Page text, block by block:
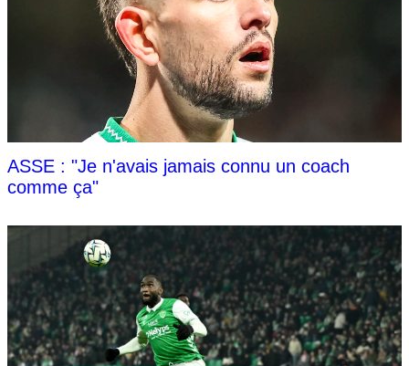
ASSE : "Je n'avais jamais connu un coach
comme ça"